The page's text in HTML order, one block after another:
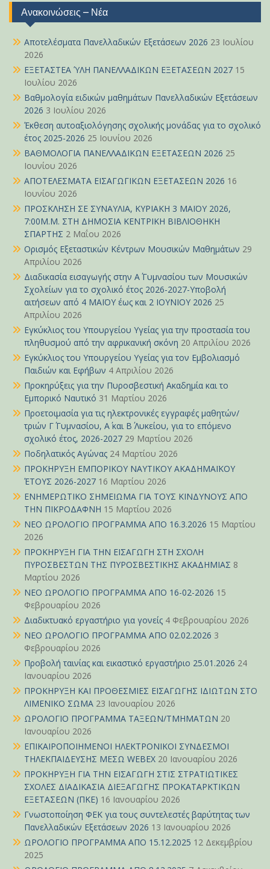
Ανακοινώσεις – Νέα
Αποτελέσματα Πανελλαδικών Εξετάσεων 2026 23 Ιουλίου
2026
ΕΞΕΤΑΣΤΕΑ ΎΛΗ ΠΑΝΕΛΛΑΔΙΚΩΝ ΕΞΕΤΑΣΕΩΝ 2027 15
Ιουλίου 2026
Βαθμολογία ειδικών μαθημάτων Πανελλαδικών Εξετάσεων
2026 3 Ιουλίου 2026
Έκθεση αυτοαξιολόγησης σχολικής μονάδας για το σχολικό
έτος 2025-2026 25 Ιουνίου 2026
ΒΑΘΜΟΛΟΓΙΑ ΠΑΝΕΛΛΑΔΙΚΩΝ ΕΞΕΤΑΣΕΩΝ 2026 25
Ιουνίου 2026
ΑΠΟΤΕΛΕΣΜΑΤΑ ΕΙΣΑΓΩΓΙΚΩΝ ΕΞΕΤΑΣΕΩΝ 2026 16
Ιουνίου 2026
ΠΡΟΣΚΛΗΣΗ ΣΕ ΣΥΝΑΥΛΙΑ, ΚΥΡΙΑΚΗ 3 ΜΑΪΟΥ 2026,
7:00Μ.Μ. ΣΤΗ ΔΗΜΟΣΙΑ ΚΕΝΤΡΙΚΗ ΒΙΒΛΙΟΘΗΚΗ
ΣΠΑΡΤΗΣ 2 Μαΐου 2026
Ορισμός Εξεταστικών Κέντρων Μουσικών Μαθημάτων 29
Απριλίου 2026
Διαδικασία εισαγωγής στην Α΄ Γυμνασίου των Μουσικών
Σχολείων για το σχολικό έτος 2026-2027-Υποβολή
αιτήσεων από 4 ΜΑΪΟΥ έως και 2 ΙΟΥΝΙΟΥ 2026 25
Απριλίου 2026
Εγκύκλιος του Υπουργείου Υγείας για την προστασία του
πληθυσμού από την αφρικανική σκόνη 20 Απριλίου 2026
Εγκύκλιος του Υπουργείου Υγείας για τον Εμβολιασμό
Παιδιών και Εφήβων 4 Απριλίου 2026
Προκηρύξεις για την Πυροσβεστική Ακαδημία και το
Εμπορικό Ναυτικό 31 Μαρτίου 2026
Προετοιμασία για τις ηλεκτρονικές εγγραφές μαθητών/
τριών Γ΄ Γυμνασίου, Α΄ και Β΄ Λυκείου, για το επόμενο
σχολικό έτος, 2026-2027 29 Μαρτίου 2026
Ποδηλατικός Αγώνας 24 Μαρτίου 2026
ΠΡΟΚΗΡΥΞΗ ΕΜΠΟΡΙΚΟΥ ΝΑΥΤΙΚΟΥ ΑΚΑΔΗΜΑΪΚΟΥ
ΈΤΟΥΣ 2026-2027 16 Μαρτίου 2026
ΕΝΗΜΕΡΩΤΙΚΟ ΣΗΜΕΙΩΜΑ ΓΙΑ ΤΟΥΣ ΚΙΝΔΥΝΟΥΣ ΑΠΟ
ΤΗΝ ΠΙΚΡΟΔΑΦΝΗ 15 Μαρτίου 2026
ΝΕΟ ΩΡΟΛΟΓΙΟ ΠΡΟΓΡΑΜΜΑ ΑΠΟ 16.3.2026 15 Μαρτίου
2026
ΠΡΟΚΗΡΥΞΗ ΓΙΑ ΤΗΝ ΕΙΣΑΓΩΓΗ ΣΤΗ ΣΧΟΛΗ
ΠΥΡΟΣΒΕΣΤΩΝ ΤΗΣ ΠΥΡΟΣΒΕΣΤΙΚΗΣ ΑΚΑΔΗΜΙΑΣ 8
Μαρτίου 2026
ΝΕΟ ΩΡΟΛΟΓΙΟ ΠΡΟΓΡΑΜΜΑ ΑΠΟ 16-02-2026 15
Φεβρουαρίου 2026
Διαδικτυακό εργαστήριο για γονείς 4 Φεβρουαρίου 2026
ΝΕΟ ΩΡΟΛΟΓΙΟ ΠΡΟΓΡΑΜΜΑ ΑΠΟ 02.02.2026 3
Φεβρουαρίου 2026
Προβολή ταινίας και εικαστικό εργαστήριο 25.01.2026 24
Ιανουαρίου 2026
ΠΡΟΚΗΡΥΞΗ ΚΑΙ ΠΡΟΘΕΣΜΙΕΣ ΕΙΣΑΓΩΓΗΣ ΙΔΙΩΤΩΝ ΣΤΟ
ΛΙΜΕΝΙΚΟ ΣΩΜΑ 23 Ιανουαρίου 2026
ΩΡΟΛΟΓΙΟ ΠΡΟΓΡΑΜΜΑ ΤΑΞΕΩΝ/ΤΜΗΜΑΤΩΝ 20
Ιανουαρίου 2026
ΕΠΙΚΑΙΡΟΠΟΙΗΜΕΝΟΙ ΗΛΕΚΤΡΟΝΙΚΟΙ ΣΥΝΔΕΣΜΟΙ
ΤΗΛΕΚΠΑΙΔΕΥΣΗΣ ΜΕΣΩ WEBEX 20 Ιανουαρίου 2026
ΠΡΟΚΗΡΥΞΗ ΓΙΑ ΤΗΝ ΕΙΣΑΓΩΓΗ ΣΤΙΣ ΣΤΡΑΤΙΩΤΙΚΕΣ
ΣΧΟΛΕΣ ΔΙΑΔΙΚΑΣΙΑ ΔΙΕΞΑΓΩΓΗΣ ΠΡΟΚΑΤΑΡΚΤΙΚΩΝ
ΕΞΕΤΑΣΕΩΝ (ΠΚΕ) 16 Ιανουαρίου 2026
Γνωστοποίηση ΦΕΚ για τους συντελεστές βαρύτητας των
Πανελλαδικών Εξετάσεων 2026 13 Ιανουαρίου 2026
ΩΡΟΛΟΓΙΟ ΠΡΟΓΡΑΜΜΑ ΑΠΟ 15.12.2025 12 Δεκεμβρίου
2025